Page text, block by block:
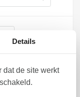
vr za zo
Details
dat de site werkt